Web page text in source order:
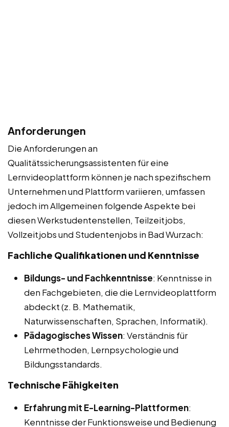
Anforderungen
Die Anforderungen an
Qualitätssicherungsassistenten für eine
Lernvideoplattform können je nach spezifischem
Unternehmen und Plattform variieren, umfassen
jedoch im Allgemeinen folgende Aspekte bei
diesen Werkstudentenstellen, Teilzeitjobs,
Vollzeitjobs und Studentenjobs in Bad Wurzach:
Fachliche Qualifikationen und Kenntnisse
Bildungs- und Fachkenntnisse: Kenntnisse in
den Fachgebieten, die die Lernvideoplattform
abdeckt (z. B. Mathematik,
Naturwissenschaften, Sprachen, Informatik).
Pädagogisches Wissen: Verständnis für
Lehrmethoden, Lernpsychologie und
Bildungsstandards.
Technische Fähigkeiten
Erfahrung mit E-Learning-Plattformen:
Kenntnisse der Funktionsweise und Bedienung